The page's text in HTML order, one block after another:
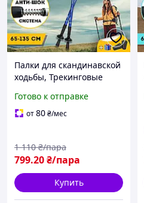
Палки для скандинавской
ходьбы, Трекинговые
Туристические палки
Hechpro синие 3924
Готово к отправке
от80₴/мес
799.20₴/пара
1 110 ₴/пара
Купить